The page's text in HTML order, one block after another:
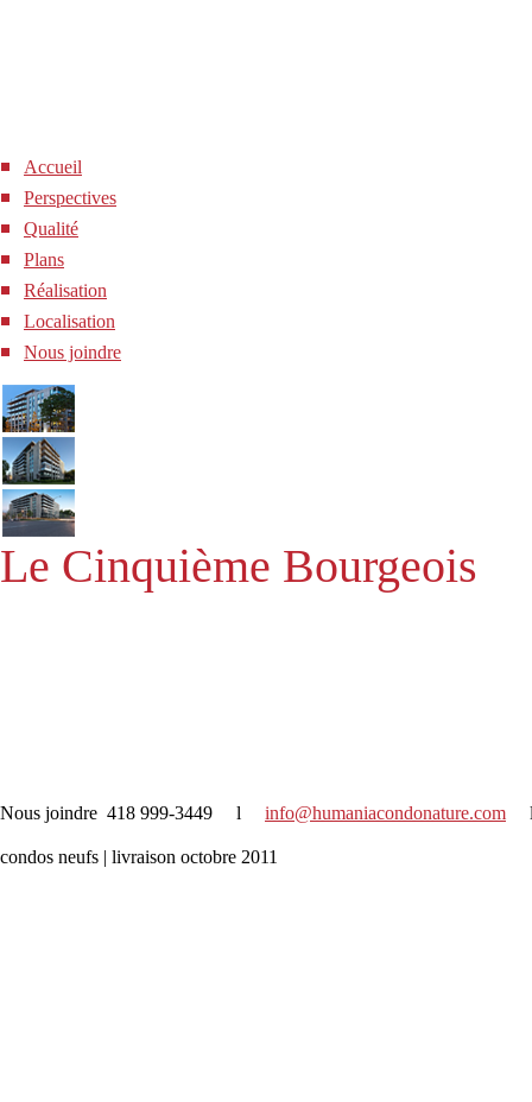
Accueil
Perspectives
Qualité
Plans
Réalisation
Localisation
Nous joindre
Le Cinquième Bourgeois
Nous joindre 418 999-3449 l info@humaniacondonature.com l
condos neufs | livraison octobre 2011